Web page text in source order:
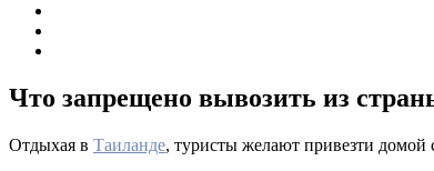
Что запрещено вывозить из
Отдыхая в Таиланде, туристы желают привезти